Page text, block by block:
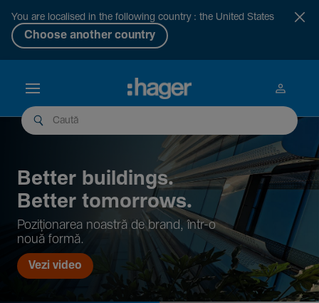
You are localised in the following country : the United States
Choose another country
Better buil­dings.
Better tomor­rows.
Pozi­țio­narea noastră de brand, într-o
nouă formă.
Vezi video